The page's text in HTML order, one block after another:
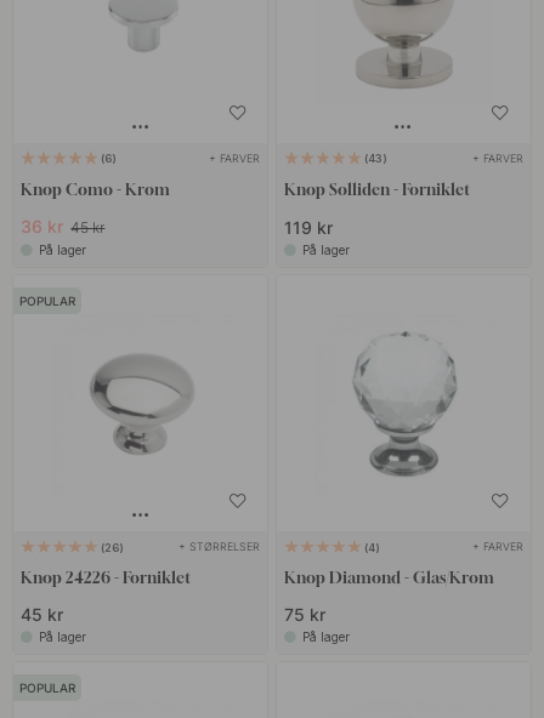
6 + FARVER
Knop Como - Krom
36 kr 45 kr
På lager
43 + FARVER
Knop Solliden - Forniklet
119 kr
På lager
POPULAR
26 + STØRRELSER
Knop 24226 - Forniklet
45 kr
På lager
4 + FARVER
Knop Diamond - Glas/Krom
75 kr
På lager
POPULAR